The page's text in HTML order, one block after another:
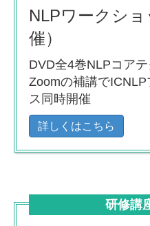
NLPワークシ
催）
DVD全4巻NLPコア
Zoomの補講で
ス同時開催
詳しくはこちら
研修講